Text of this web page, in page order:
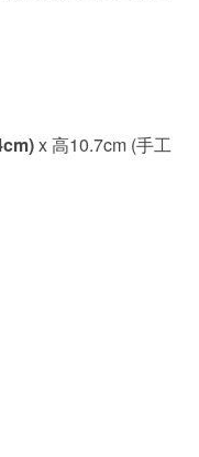
x 高10.7cm (手工